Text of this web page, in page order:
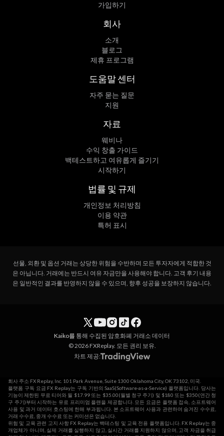
가입하기
회사
소개
블로그
제휴 프로그램
도움말 센터
자주 묻는 질문
지원
자료
웨비나
수익 창출 가이드
백테스트하고 여유롭게 즐기기
시작하기
법률 및 규제
개인정보 처리방침
이용 약관
특허 표시
선물, 외환 및 옵션 거래는 상당한 위험을 수반하며 모든 투자자에게 적합한 것
은 아닙니다. 거래에는 반드시 여유 자금만을 사용해야 합니다. 고객 후기 내용
은 일반적인 결과를 반영하지 않을 수 있으며, 향후 성공을 보장하지 않습니다.
Kaiko를 통해 수집된 암호화폐 거래소 데이터
© 2026 FXReplay. 모든 권리 보유.
차트 제공:
회사 주소 FX Replay, Inc. 101 Park Avenue, Suite 1300 Oklahoma City, OK 73102, 미국.
플랫폼 구독 요금 FX Replay는 구독 기반의 SaaS(Software-as-a-Service) 플랫폼입니다. 당사는
기능이 제한된 무료 티어와 월 $17.99 또는 $35.00(월별 청구 주기) 및 $180 또는 $350(연간 청
구 주기)부터 시작하는 유료 프리미엄 플랜을 제공합니다. 모든 요금은 플랫폼 접속, 소프트웨어
사용 및 과거 데이터 호스팅에 한해 부과됩니다. 본 소프트웨어 사용과 관련하여 숨겨진 수수료,
거래 수수료, 중개 수수료 또는 커미션은 없습니다.
위험 및 교육 관련 고지 사항 FX Replay는 백테스팅 및 교육 전용 플랫폼입니다. FX Replay는 중
개업체가 아니며, 실제 거래를 실행하지 않고, 실시간 거래를 지원하지 않으며, 고객 자금을 취급